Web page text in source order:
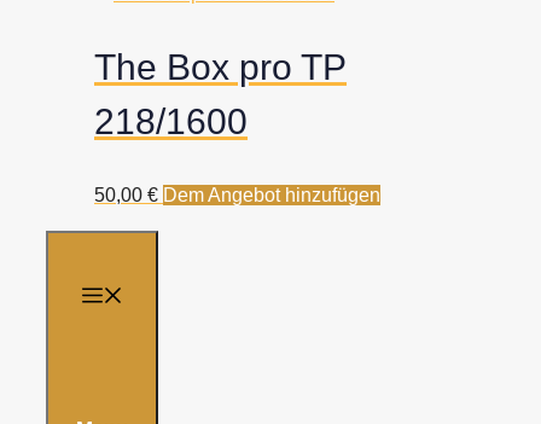
The Box pro TP
218/1600
50,00 € Dem Angebot hinzufügen